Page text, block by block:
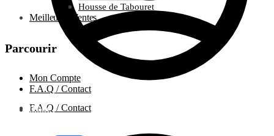
F.A.Q / Contact
Housse de Tabouret
Meilleures Ventes
Parcourir
Mon Compte
F.A.Q / Contact
0.00€